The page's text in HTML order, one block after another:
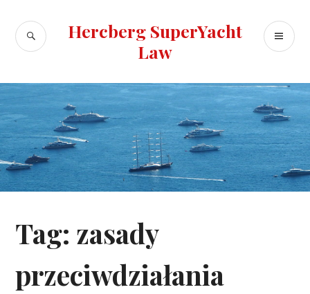
content
Hercberg SuperYacht
Law
SEARCH
Tag: zasady
przeciwdziałania